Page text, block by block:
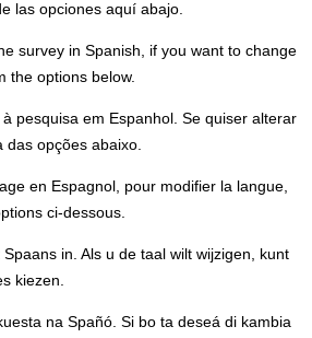
las opciones aquí abajo.
survey in Spanish, if you want to change
the options below.
pesquisa em Espanhol. Se quiser alterar
opções abaixo.
en Espagnol, pour modifier la langue,
ci-dessous.
in. Als u de taal wilt wijzigen, kunt
kiezen.
na Spañó. Si bo ta deseá di kambia